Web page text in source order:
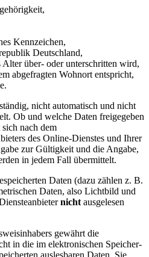
Kennzeichen,
Deutschland,
Alter über- oder unterschritten wird,
abgefragten Wohnort entspricht,
nicht automatisch und nicht
Ob und welche Daten freigegeben
nach dem
des Online-Dienstes und Ihrer
zur Gültigkeit und die Angabe,
in jedem Fall übermittelt.
Daten (dazu zählen z. B.
Daten, also Lichtbild und
nicht ausgelesen
gewährt die
in die im elektronischen Speicher-